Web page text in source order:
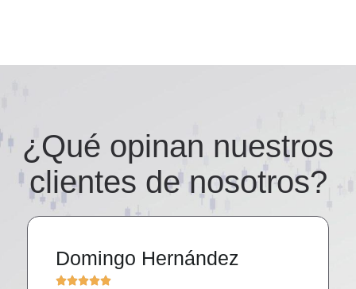
¿Qué opinan nuestros
clientes de nosotros?
Domingo Hernández
